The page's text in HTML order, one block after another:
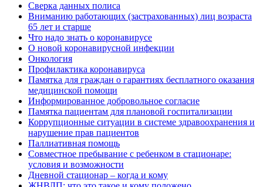
Сверка данных полиса
Вниманию работающих (застрахованных) лиц возраста
65 лет и старше
Что надо знать о коронавирусе
О новой коронавирусной инфекции
Онкология
Профилактика коронавируса
Памятка для граждан о гарантиях бесплатного оказания
медицинской помощи
Информированное добровольное согласие
Памятка пациентам для плановой госпитализации
Коррупционные ситуации в системе здравоохранения и
нарушение прав пациентов
Паллиативная помощь
Совместное пребывание c ребенком в стационаре:
условия и возможности
Дневной стационар – когда и кому